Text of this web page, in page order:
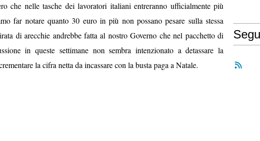
che nelle tasche dei lavoratori italiani entreranno ufficialmente più
far notare quanto 30 euro in più non possano pesare sulla stessa
di arecchie andrebbe fatta al nostro Governo che nel pacchetto di
in queste settimane non sembra intenzionato a detassare la
la cifra netta da incassare con la busta paga a Natale.